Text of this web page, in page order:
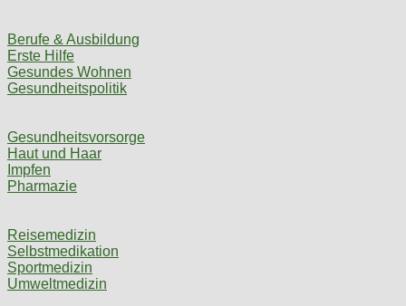
Berufe & Ausbildung
Erste Hilfe
Gesundes Wohnen
Gesundheitspolitik
Gesundheitsvorsorge
Haut und Haar
Impfen
Pharmazie
Reisemedizin
Selbstmedikation
Sportmedizin
Umweltmedizin